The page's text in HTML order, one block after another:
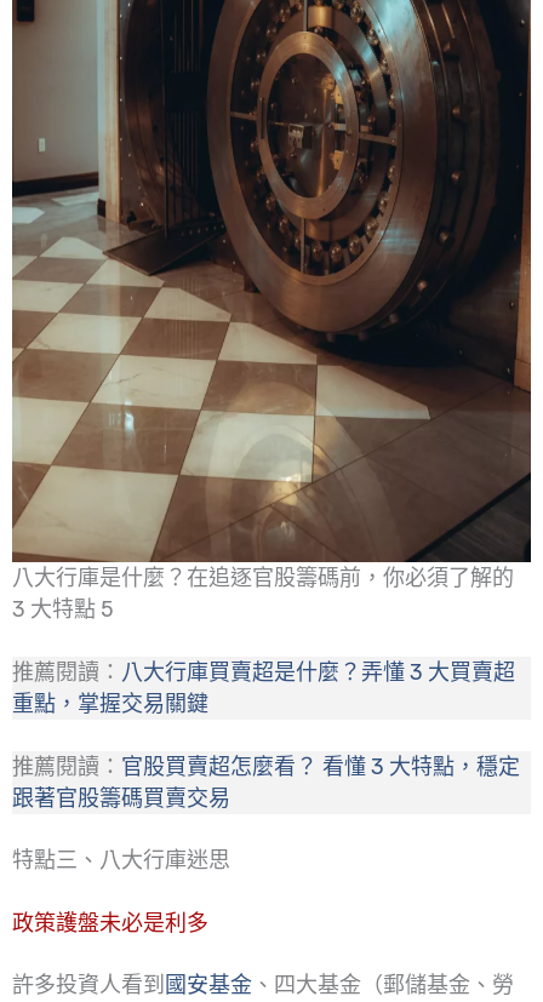
八大行庫是什麼？在追逐官股籌碼前，你必須了解的
3 大特點 5
推薦閱讀： 八大行庫買賣超是什麼？弄懂 3 大買賣超
重點，掌握交易關鍵
推薦閱讀： 官股買賣超怎麼看？ 看懂 3 大特點，穩定
跟著官股籌碼買賣交易
特點三、八大行庫迷思
政策護盤未必是利多
許多投資人看到 國安基金 、四大基金（郵儲基金、勞